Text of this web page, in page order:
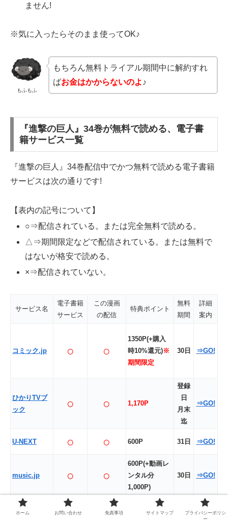
ません!
※気に入ったらそのまま使ってOK♪
もふもふ
もちろん無料トライアル期間中に解約すれ
ばお金はかからないのよ ♪
『進撃の巨人』34巻が無料で読める、電子書
籍サービス一覧
『進撃の巨人』34巻配信中でかつ無料で読める電子書籍
サービスは次の通りです!
【表内の記号について】
○⇒配信されている。または完全無料で読める。
△⇒期間限定などで配信されている。または無料で
はないが格安で読める。
×⇒配信されていない。
サービス名
電子書籍
サービス
この漫画
の配信
特典ポイント
無料
期間
詳細
案内
コミック.jp ○ ○
1350P(+購入
時10%還元)※
期間限定
30日 ⇒GO!
ひかりTVブ
ック
○ ○ 1,170P
登録
日
月末
迄
⇒GO!
U-NEXT ○ ○ 600P 31日 ⇒GO!
music.jp ○ ○
600P(+動画レ
ンタル分
1,000P)
30日 ⇒GO!
最大900P (初回
ホーム お問い合わせ 免責事項 サイトマップ
プライバシーポリシ
ー